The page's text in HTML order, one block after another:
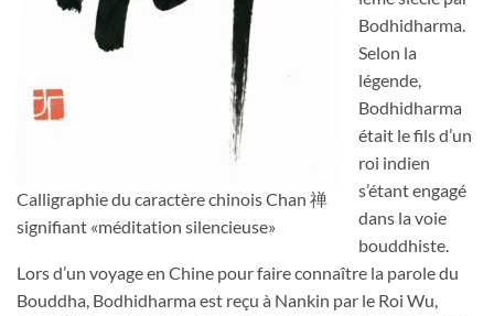
Calligraphie du caractère chinois Chan 禅
signifiant «méditation silencieuse»
Bodhidharma.
Selon la
légende,
Bodhidharma
était le fils d’un
roi indien
s’étant engagé
dans la voie
bouddhiste.
Lors d’un voyage en Chine pour faire connaître la parole du
Bouddha, Bodhidharma est reçu à Nankin par le Roi Wu,